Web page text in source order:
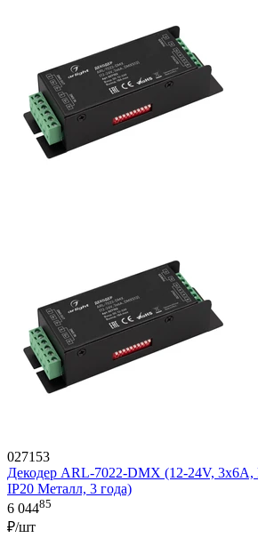
027153
Декодер ARL-7022-DMX (12-24V,
IP20 Металл, 3 года)
6 04485
₽/шт